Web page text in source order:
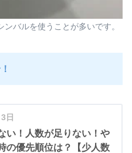
バルを使うことが多いです。
日
い！人数が足りない！や
の優先順位は？【少人数